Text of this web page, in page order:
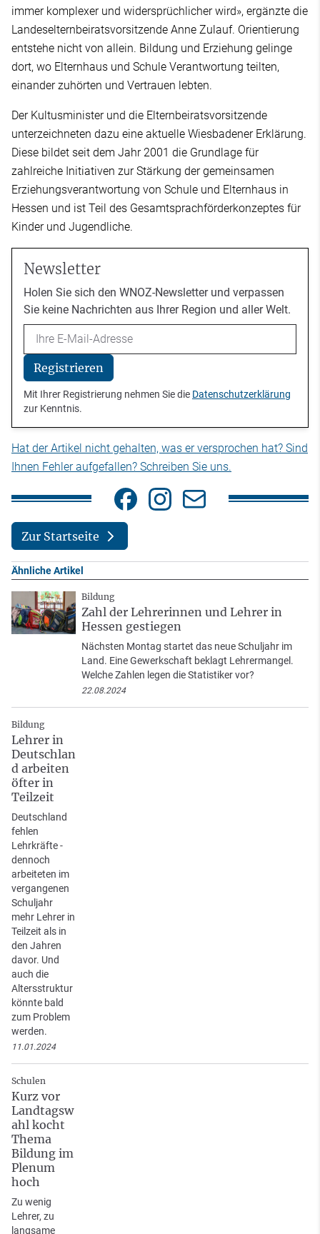
immer komplexer und widersprüchlicher wird», ergänzte die
Landeselternbeiratsvorsitzende Anne Zulauf. Orientierung
entstehe nicht von allein. Bildung und Erziehung gelinge
dort, wo Elternhaus und Schule Verantwortung teilten,
einander zuhörten und Vertrauen lebten.
Der Kultusminister und die Elternbeiratsvorsitzende
unterzeichneten dazu eine aktuelle Wiesbadener Erklärung.
Diese bildet seit dem Jahr 2001 die Grundlage für
zahlreiche Initiativen zur Stärkung der gemeinsamen
Erziehungsverantwortung von Schule und Elternhaus in
Hessen und ist Teil des Gesamtsprachförderkonzeptes für
Kinder und Jugendliche.
Newsletter
Holen Sie sich den WNOZ-Newsletter und verpassen
Sie keine Nachrichten aus Ihrer Region und aller Welt.
Email
Registrieren
Mit Ihrer Registrierung nehmen Sie die Datenschutzerklärung
zur Kenntnis.
Hat der Artikel nicht gehalten, was er versprochen hat? Sind
Ihnen Fehler aufgefallen? Schreiben Sie uns.
Zur Startseite
Ähnliche Artikel
Bildung
Zahl der Lehrerinnen und Lehrer in
Hessen gestiegen
Nächsten Montag startet das neue Schuljahr im
Land. Eine Gewerkschaft beklagt Lehrermangel.
Welche Zahlen legen die Statistiker vor?
22.08.2024
Bildung
Lehrer in
Deutschlan
d arbeiten
öfter in
Teilzeit
Deutschland
fehlen
Lehrkräfte -
dennoch
arbeiteten im
vergangenen
Schuljahr
mehr Lehrer in
Teilzeit als in
den Jahren
davor. Und
auch die
Altersstruktur
könnte bald
zum Problem
werden.
11.01.2024
Schulen
Kurz vor
Landtagsw
ahl kocht
Thema
Bildung im
Plenum
hoch
Zu wenig
Lehrer, zu
langsame